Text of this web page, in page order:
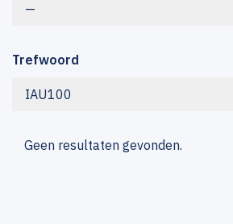
—
Trefwoord
IAU100
Geen resultaten gevonden.